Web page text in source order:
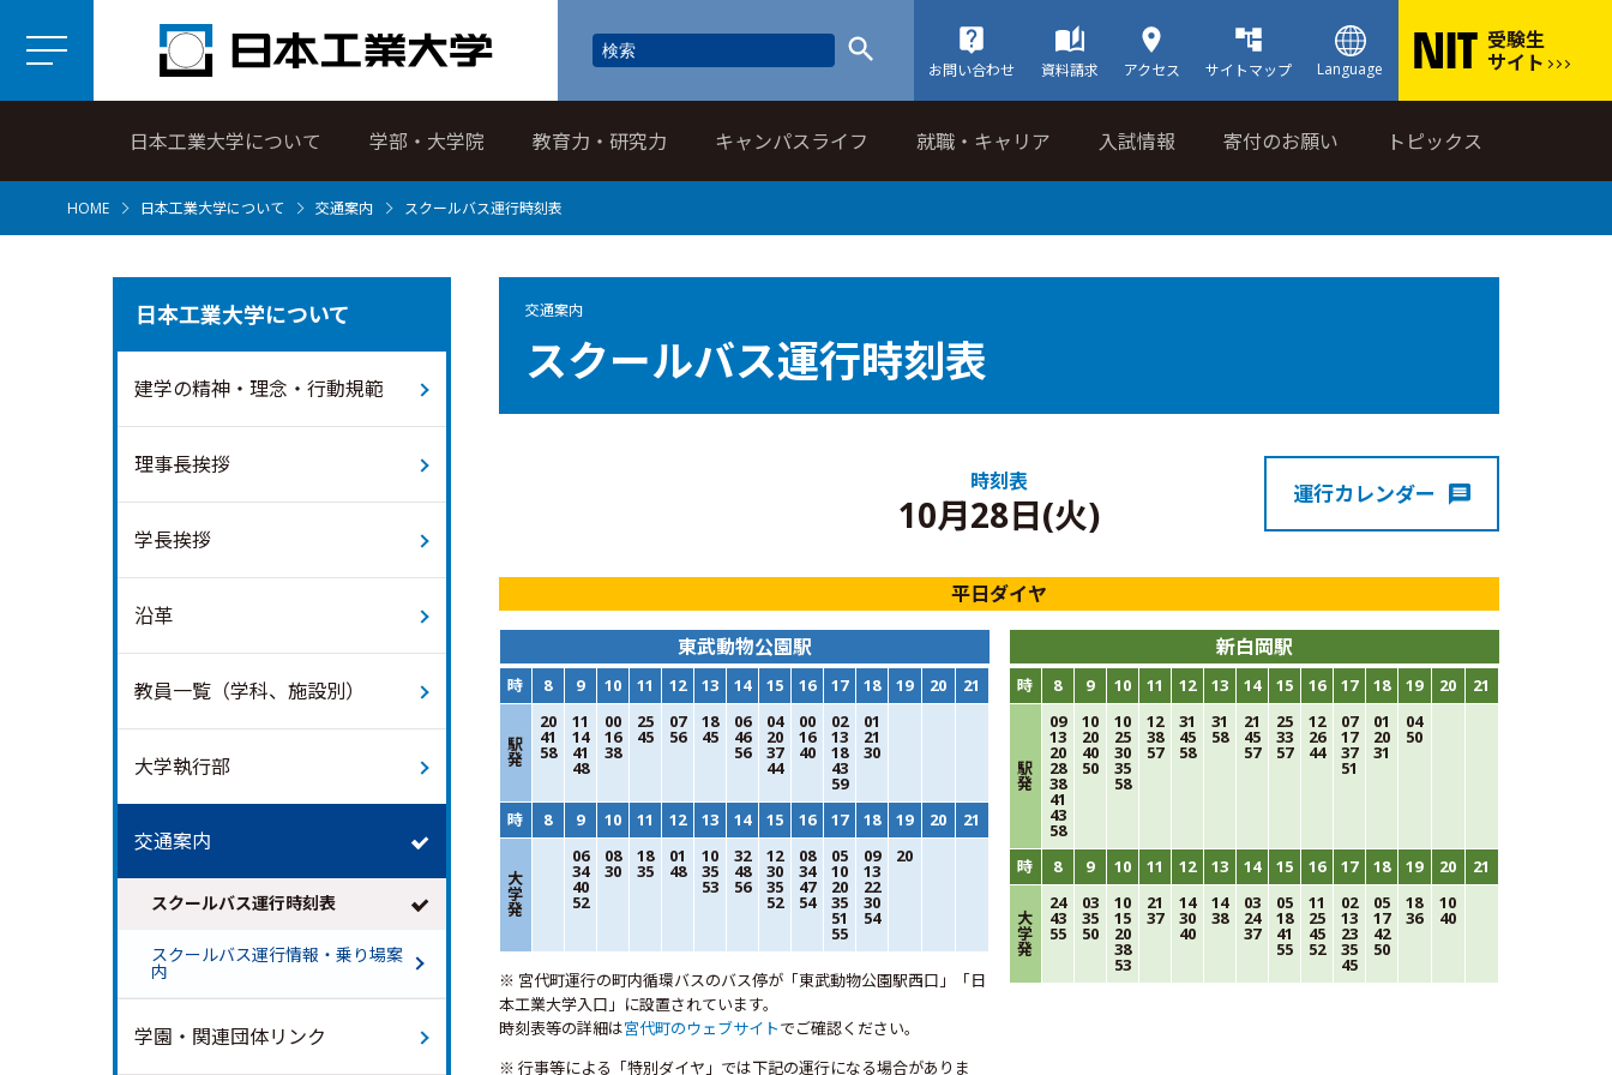
お問い合わせ 資料請求 アクセス サイトマップ Language
受験生
サイト
日本工業大学について 学部・大学院 教育力・研究力 キャンパスライフ 就職・キャリア 入試情報 寄付のお願い トピックス
HOME 日本工業大学について 交通案内 スクールバス運行時刻表
交通案内
スクールバス運行時刻表
時刻表
10月28日(火) 運行カレンダー
平日ダイヤ
東武動物公園駅
時 8 9 10 11 12 13 14 15 16 17 18 19 20 21
駅
発
20
41
58
11
14
41
48
00
16
38
25
45
07
56
18
45
06
46
56
04
20
37
44
00
16
40
02
13
18
43
59
01
21
30
時 8 9 10 11 12 13 14 15 16 17 18 19 20 21
大
学
発
06
34
40
52
08
30
18
35
01
48
10
35
53
32
48
56
12
30
35
52
08
34
47
54
05
10
20
35
51
55
09
13
22
30
54
20
※ 宮代町運行の町内循環バスのバス停が「東武動物公園駅西口」「日
本工業大学入口」に設置されています。
時刻表等の詳細は宮代町のウェブサイトでご確認ください。
※ 行事等による「特別ダイヤ」では下記の運行になる場合がありま
新白岡駅
時 8 9 10 11 12 13 14 15 16 17 18 19 20 21
駅
発
09
13
20
28
38
41
43
58
10
20
40
50
10
25
30
35
58
12
38
57
31
45
58
31
58
21
45
57
25
33
57
12
26
44
07
17
37
51
01
20
31
04
50
時 8 9 10 11 12 13 14 15 16 17 18 19 20 21
大
学
発
24
43
55
03
35
50
10
15
20
38
53
21
37
14
30
40
14
38
03
24
37
05
18
41
55
11
25
45
52
02
13
23
35
45
05
17
42
50
18
36
10
40
日本工業大学について
建学の精神・理念・行動規範
理事長挨拶
学長挨拶
沿革
教員一覧（学科、施設別）
大学執行部
交通案内
スクールバス運行時刻表
スクールバス運行情報・乗り場案
内
学園・関連団体リンク